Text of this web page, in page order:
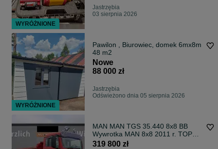
Jastrzębia
03 sierpnia 2026
Pawilon , Biurowiec, domek 6mx8m
48 m2
Nowe
88 000 zł
Jastrzębia
Odświeżono dnia 05 sierpnia 2026
MAN MAN TGS 35.440 8x8 BB
Wywrotka MAN 8x8 2011 r. TOP
STAN
319 800 zł
WYRÓŻNIONE
WYRÓŻNIONE